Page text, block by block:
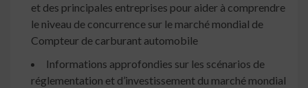
et des principales entreprises pour aider à comprendre
le niveau de concurrence sur le marché mondial de
Compteur de carburant automobile
Informations approfondies sur les scénarios de
réglementation et d’investissement du marché mondial